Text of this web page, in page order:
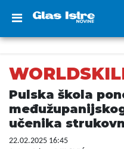
Pulska škola
učenika
22.02.2025 16:45